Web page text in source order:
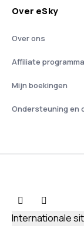
Over eSky
Over ons
Affiliate programma
Mijn boekingen
Ondersteuning en
Internationale